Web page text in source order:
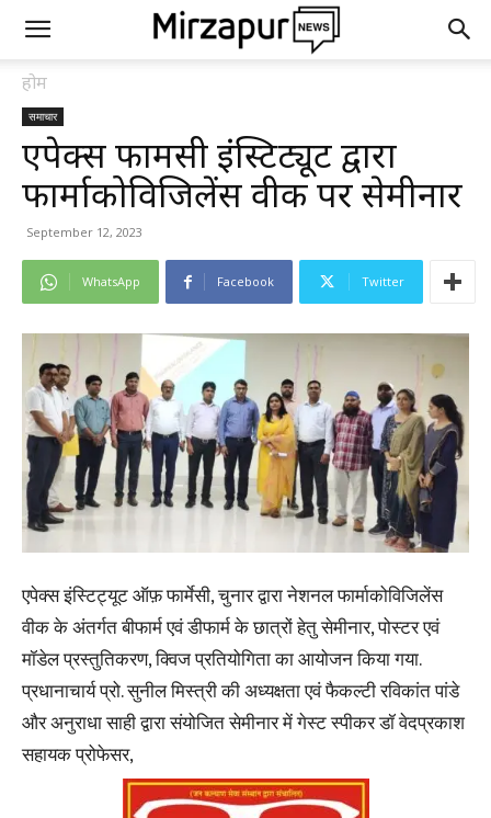
होम
समाचार
एपेक्स फार्मेसी इंस्टिट्यूट द्वारा
फार्माकोविजिलेंस वीक पर सेमीनार
September 12, 2023
WhatsApp Facebook Twitter
एपेक्स इंस्टिट्यूट ऑफ़ फार्मेसी, चुनार द्वारा नेशनल फार्माकोविजिलेंस
वीक के अंतर्गत बीफार्म एवं डीफार्म के छात्रों हेतु सेमीनार, पोस्टर एवं
मॉडेल प्रस्तुतिकरण, क्विज प्रतियोगिता का आयोजन किया गया.
प्रधानाचार्य प्रो. सुनील मिस्त्री की अध्यक्षता एवं फैकल्टी रविकांत पांडे
और अनुराधा साही द्वारा संयोजित सेमीनार में गेस्ट स्पीकर डॉ वेदप्रकाश
सहायक प्रोफेसर,